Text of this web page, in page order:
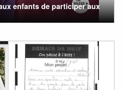
enfants de participer aux